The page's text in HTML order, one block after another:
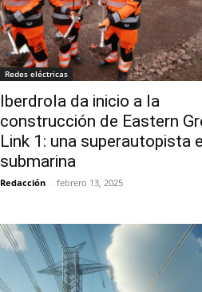
Redes eléctricas
Iberdrola da inicio a la
construcción de Eastern
Link 1: una superautopista
submarina
Redacción - febrero 13, 2025